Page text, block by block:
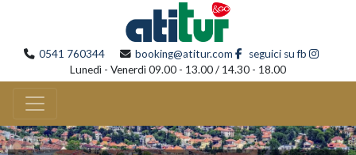
0541 760344 booking@atitur.com
seguici su fb
Lunedì - Venerdì 09.00 - 13.00 / 14.30 - 18.00